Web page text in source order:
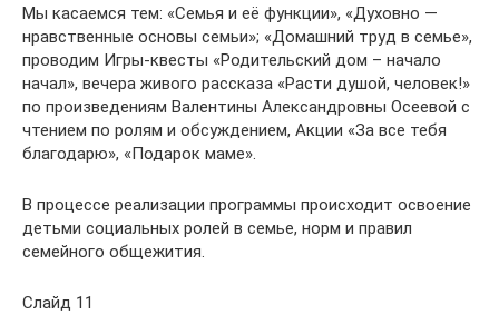
Мы касаемся тем: «Семья и её функции», «Духовно —
нравственные основы семьи»; «Домашний труд в семье»,
проводим Игры-квесты «Родительский дом – начало
начал», вечера живого рассказа «Расти душой, человек!»
по произведениям Валентины Александровны Осеевой с
чтением по ролям и обсуждением, Акции «За все тебя
благодарю», «Подарок маме».
В процессе реализации программы происходит освоение
детьми социальных ролей в семье, норм и правил
семейного общежития.
Слайд 11